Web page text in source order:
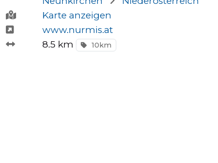
Kinder
events
Karte anzeigen
www.nurmis.at
8.5 km
10km